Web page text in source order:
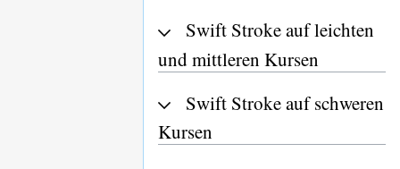
Swift Stroke auf leichten
und mittleren Kursen
Swift Stroke auf schweren
Kursen